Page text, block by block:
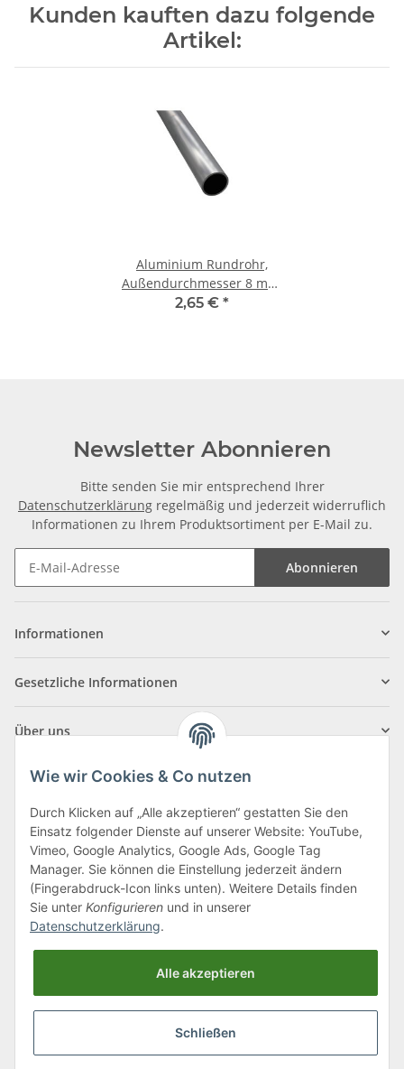
Kunden kauften dazu folgende
Artikel:
Aluminium Rundrohr,
Außendurchmesser 8 mm,
Wandstärke 1,0 mm, Alu
2,65 € *
Newsletter Abonnieren
Bitte senden Sie mir entsprechend Ihrer
Datenschutzerklärung regelmäßig und jederzeit widerruflich
Informationen zu Ihrem Produktsortiment per E-Mail zu.
Abonnieren
Informationen
Gesetzliche Informationen
Über uns
Klagenfurter Straße 29
9556 Liebenfels
Montag bis Donnerstag: 8:00 bis 16:30 Uhr
Freitag: 8:00 bis 12:00 Uhr
Tel.:0043 (0) 4262 50900
office@cncshop.at
Wie wir Cookies & Co nutzen
Durch Klicken auf „Alle akzeptieren“ gestatten Sie den
Einsatz folgender Dienste auf unserer Website: YouTube,
Vimeo, Google Analytics, Google Ads, Google Tag
Manager. Sie können die Einstellung jederzeit ändern
(Fingerabdruck-Icon links unten). Weitere Details finden
Sie unter Konfigurieren und in unserer
Datenschutzerklärung.
Alle akzeptieren
Schließen